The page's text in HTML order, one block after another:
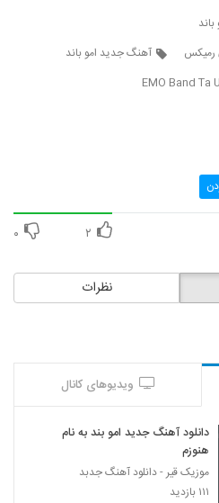
دیوانه جان از بابک مافی
با تو آرومم (رمیکس) از ماکان بند
آهنگ لیلا از علیرضا قربانی
پهلان آهنگ آرامش
رمیکس
آهنگ جدید امو باند
EMO Band Ta
۲ ۰
نظرات
ویدیوهای کانال
دانلود آهنگ جدید امو بند به نام
هنوزم
موزیک قیر - دانلود آهنگ جدبد
۱۱۱ بازدید